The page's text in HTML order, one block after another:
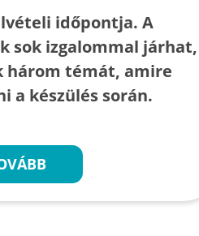
időpontja. A
sok izgalommal járhat,
három témát, amire
a készülés során.